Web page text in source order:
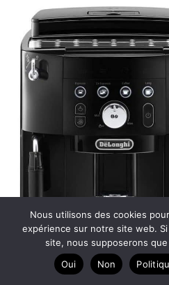
Nous utilisons des cookies
expérience sur notre site web.
site, nous supposerons
Oui
Non